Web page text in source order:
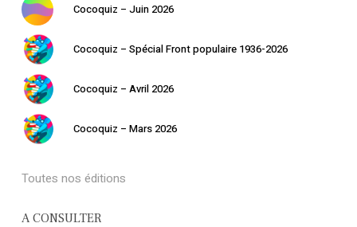
Votre panier est vide.
Cocoquiz – Juin 2026
Cocoquiz – Spécial Front populaire 1936-2026
Cocoquiz – Avril 2026
Cocoquiz – Mars 2026
Toutes nos éditions
A CONSULTER